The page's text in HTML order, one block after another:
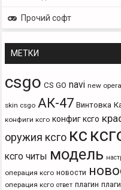
Прочий софт
МЕТКИ
csgo CS GO navi new
skin csgo АК-47 Винтовка
конфиги ксго конфиг ксго
оружия ксго кс
ксго читы модель
операция ксго новости
операция ксго ответ плагин